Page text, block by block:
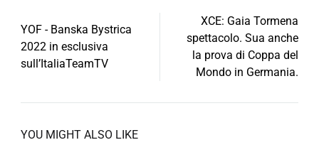
navigation
YOF - Banska Bystrica
2022 in esclusiva
sull’ItaliaTeamTV
XCE: Gaia Tormena
spettacolo. Sua anche
la prova di Coppa del
Mondo in Germania.
YOU MIGHT ALSO LIKE